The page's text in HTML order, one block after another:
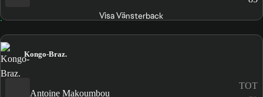
Visa Vänsterback
Kongo-Braz.
Antoine Makoumbou
TOT